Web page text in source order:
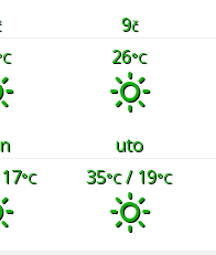
9č
26°C
uto
°C 35°C/ 19°C